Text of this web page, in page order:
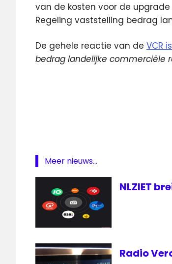
van de kosten voor de
Regeling vaststelling bedrag
De gehele reactie van de VCR
bedrag landelijke commerciële
Radio
VCR
waarde
waardebepalen
Meer nieuws...
NLZIET
Radio